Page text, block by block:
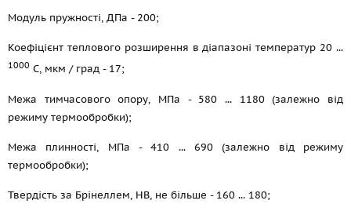
Модуль пружності, ДПа - 200;
Коефіцієнт теплового розширення в діапазоні температур 20 ...
1000 С, мкм / град - 17;
Межа тимчасового опору, МПа - 580 ... 1180 (залежно від
режиму термообробки);
Межа плинності, МПа - 410 ... 690 (залежно від режиму
термообробки);
Твердість за Брінеллем, НВ, не більше - 160 ... 180;